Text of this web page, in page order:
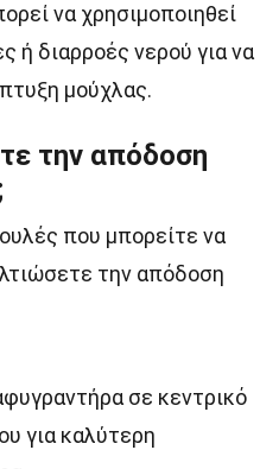
να χρησιμοποιηθεί
ή διαρροές νερού για να
μούχλας.
την απόδοση
που μπορείτε να
την απόδοση
σε κεντρικό
για καλύτερη